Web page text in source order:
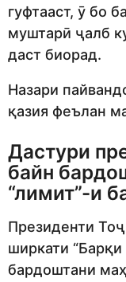
гуфтааст, ӯ бо
муштарӣ ҷалб
даст биорад.
Назари
қазия феълан
Дастури
байн
“лимит”-и
Президенти
ширкати “Барқи
бардоштани